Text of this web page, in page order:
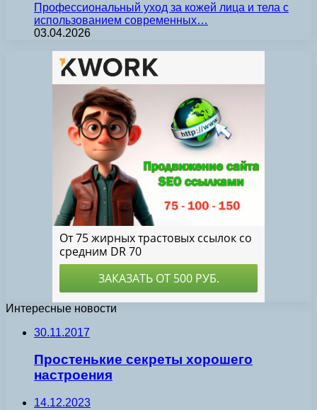
Профессиональный уход за кожей лица и тела с
использованием современных…
03.04.2026
Интересные новости
30.11.2017
Простенькие секреты хорошего
настроения
14.12.2023